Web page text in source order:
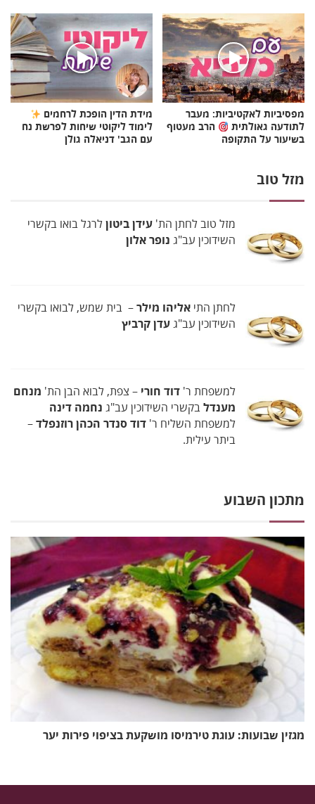
מפסיביות לאקטיביות: מעבר
לתודעה גאולתית
הרב מעטוף
בשיעור על התקופה
מידת הדין הופכת לרחמים
לימוד ליקוטי שיחות לפרשת נח
עם הגב' דניאלה גולן
מזל טוב
מזל טוב לחתן הת' עידן ביטוןלרגל בואו בקשרי
השידוכין עב"ג נופר אלון
לחתן התי אליהו מילר– בית שמש, לבואו בקשרי
השידוכין עב"געדן קרביץ
למשפחת ר' דוד חורי – צפת, לבוא הבן הת' מנחם
מענדלבקשרי השידוכין עב"ג נחמה דינה
למשפחת השליח ר' דוד סנדר הכהן רוזנפלד–
ביתר עילית.
מתכון השבוע
מגזין שבועות: עוגת טירמיסו מושקעת בציפוי פירות יער